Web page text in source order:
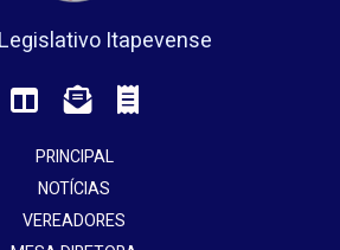
Itapevense
PRINCIPAL
NOTÍCIAS
VEREADORES